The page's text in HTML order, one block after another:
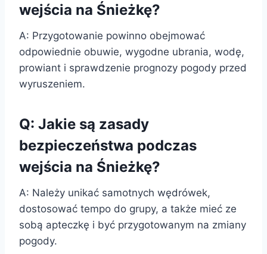
wejścia na Śnieżkę?
A: Przygotowanie powinno obejmować
odpowiednie obuwie, wygodne ubrania, wodę,
prowiant i sprawdzenie prognozy pogody przed
wyruszeniem.
Q: Jakie są zasady
bezpieczeństwa podczas
wejścia na Śnieżkę?
A: Należy unikać samotnych wędrówek,
dostosować tempo do grupy, a także mieć ze
sobą apteczkę i być przygotowanym na zmiany
pogody.